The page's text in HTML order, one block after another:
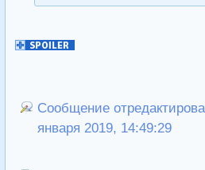
Сообщение
января 2019, 14:49:29